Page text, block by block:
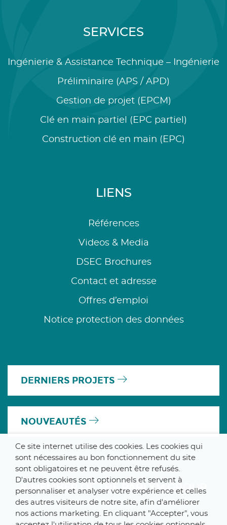
SERVICES
Ingénierie & Assistance Technique – Ingénierie
Préliminaire (APS / APD)
Gestion de projet (EPCM)
Clé en main partiel (EPC partiel)
Construction clé en main (EPC)
LIENS
Références
Videos & Media
DSEC Brochures
Contact et adresse
Offres d’emploi
Notice protection des données
DERNIERS PROJETS
NOUVEAUTÉS
A MEMBER OF THE PARLYM GROUP
Ce site internet utilise des cookies. Les cookies qui
sont nécessaires au bon fonctionnement du site
sont obligatoires et ne peuvent être refusés.
D'autres cookies sont optionnels et servent à
personnaliser et analyser votre expérience et celles
des autres visiteurs de notre site, afin d'améliorer
nos actions marketing. En cliquant "Accepter", vous